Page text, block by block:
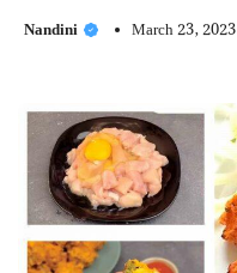
Nandini March 23, 2023